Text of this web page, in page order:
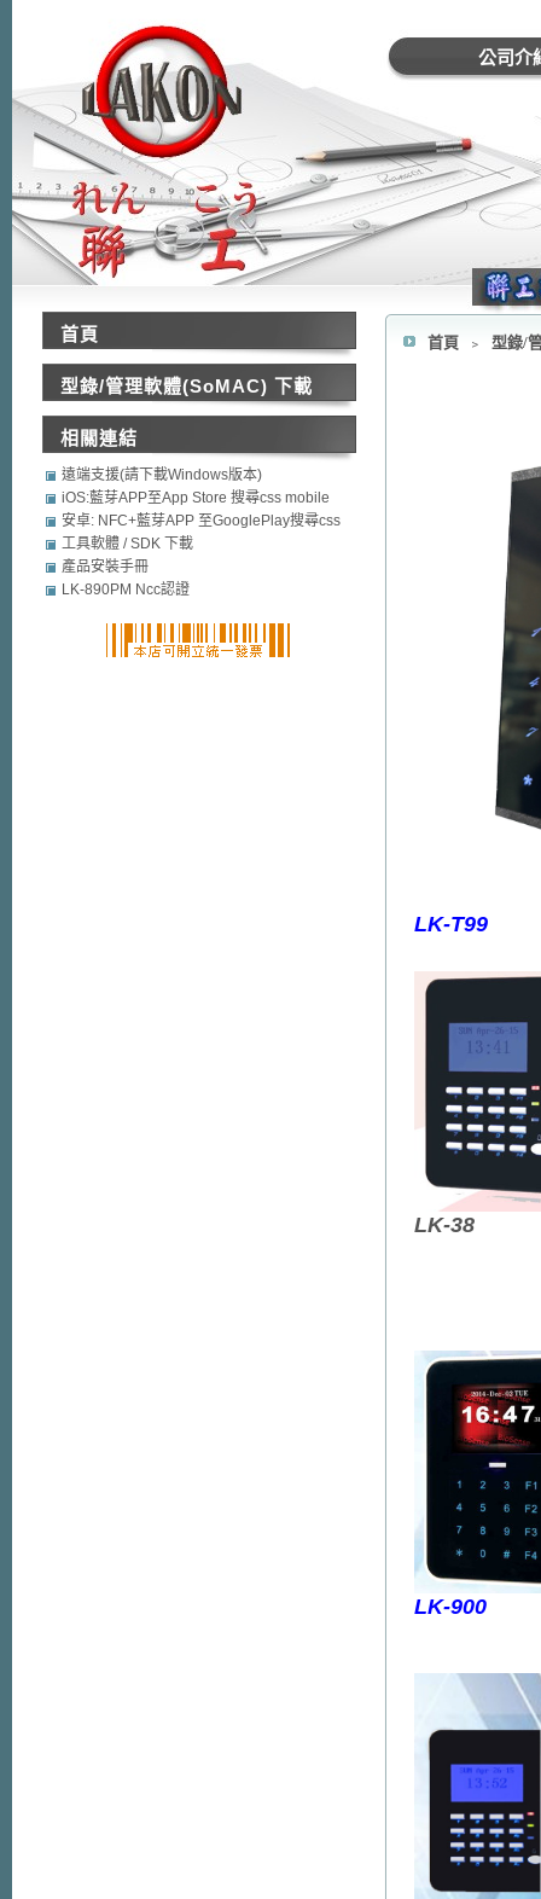
公司介
首頁 ﹥ 型錄/
LK-T99
LK-38
LK-900
首頁
型錄/管理軟體(SoMAC) 下載
相關連結
遠端支援(請下載Windows版本)
iOS:藍芽APP至App Store 搜尋css mobile
security
安卓: NFC+藍芽APP 至GooglePlay搜尋css
mobile security
工具軟體 / SDK 下載
產品安裝手冊
LK-890PM Ncc認證